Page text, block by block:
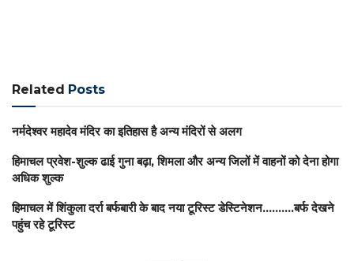
Related Posts
नर्मदेश्वर महादेव मंदिर का इतिहास है अन्य मंदिरों से अलग
हिमाचल प्रवेश-शुल्क ढाई गुना बढ़ा, शिमला और अन्य जिलों में वाहनों को देना होगा
अधिक शुल्क
हिमाचल में शिंकुला दर्रा बर्फबारी के बाद नया टूरिस्ट डेस्टिनेशन……….बर्फ देखने
पहुंच रहे टूरिस्ट